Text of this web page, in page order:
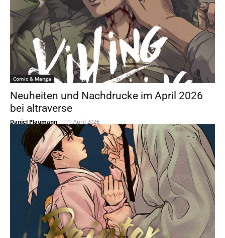
Comic & Manga
Neuheiten und Nachdrucke im April 2026
bei altraverse
Daniel Plaumann - 11. April 2026